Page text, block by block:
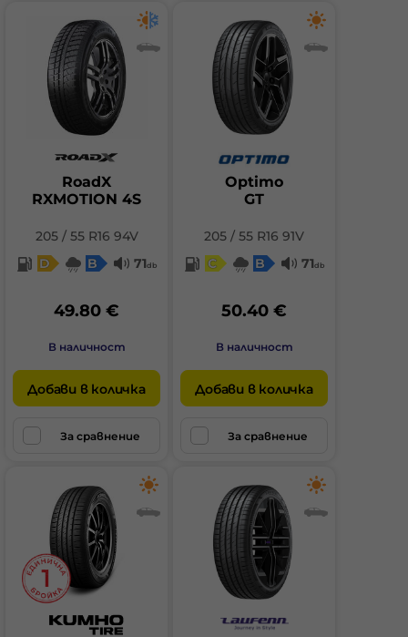
RoadX
RXMOTION 4S
205 / 55 R16 94V
D
B 71db
49.80 €
В наличност
Добави в количка
За сравнение
Optimo
GT
205 / 55 R16 91V
C
B 71db
50.40 €
В наличност
Добави в количка
За сравнение